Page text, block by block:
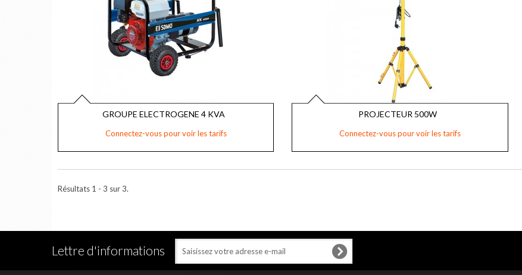
GROUPE ELECTROGENE 4 KVA
Connectez-vous pour voir les tarifs
PROJECTEUR 500W
Connectez-vous pour voir les tarifs
Résultats 1 - 3 sur 3.
Lettre d'informations